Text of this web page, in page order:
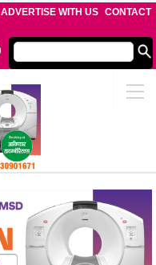
ADVERTISE WITH US CONTACT